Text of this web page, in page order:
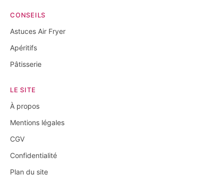
CONSEILS
Astuces Air Fryer
Apéritifs
Pâtisserie
LE SITE
À propos
Mentions légales
CGV
Confidentialité
Plan du site